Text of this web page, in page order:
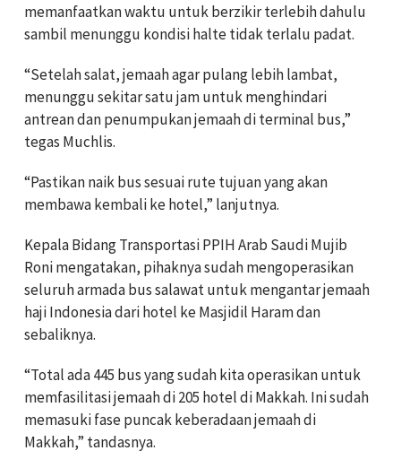
memanfaatkan waktu untuk berzikir terlebih dahulu
sambil menunggu kondisi halte tidak terlalu padat.
“Setelah salat, jemaah agar pulang lebih lambat,
menunggu sekitar satu jam untuk menghindari
antrean dan penumpukan jemaah di terminal bus,”
tegas Muchlis.
“Pastikan naik bus sesuai rute tujuan yang akan
membawa kembali ke hotel,” lanjutnya.
Kepala Bidang Transportasi PPIH Arab Saudi Mujib
Roni mengatakan, pihaknya sudah mengoperasikan
seluruh armada bus salawat untuk mengantar jemaah
haji Indonesia dari hotel ke Masjidil Haram dan
sebaliknya.
“Total ada 445 bus yang sudah kita operasikan untuk
memfasilitasi jemaah di 205 hotel di Makkah. Ini sudah
memasuki fase puncak keberadaan jemaah di
Makkah,” tandasnya.